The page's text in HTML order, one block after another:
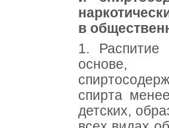
в
1. Распитие
спирта
детских,